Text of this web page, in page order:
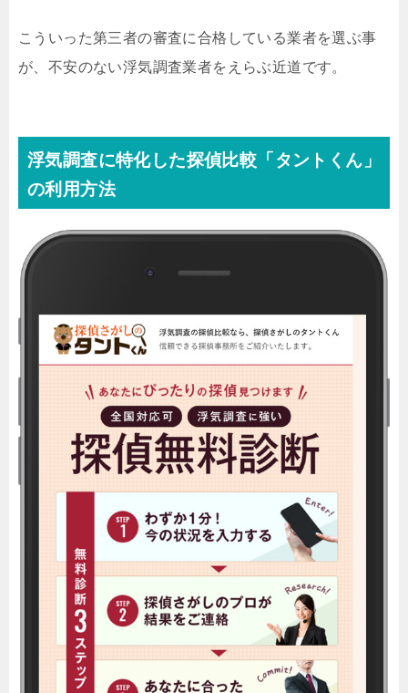
こういった第三者の審査に合格している業者を選ぶ事
が、不安のない浮気調査業者をえらぶ近道です。
浮気調査に特化した探偵比較「タントくん」
の利用方法